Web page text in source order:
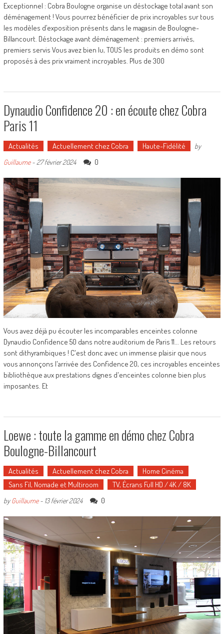
Exceptionnel : Cobra Boulogne organise un déstockage total avant son
déménagement ! Vous pourrez bénéficier de prix incroyables sur tous
les modèles d’exposition présents dans le magasin de Boulogne-
Billancourt. Déstockage avant déménagement : premiers arrivés,
premiers servis Vous avez bien lu, TOUS les produits en démo sont
proposés à des prix vraiment incroyables. Plus de 300
Dynaudio Confidence 20 : en écoute chez Cobra
Paris 11
Actualités Actuellement chez Cobra Haute-Fidélité
by
Guillaume- 27 février 2024 0
Vous avez déjà pu écouter les incomparables enceintes colonne
Dynaudio Confidence 50 dans notre auditorium de Paris 11... Les retours
sont dithyrambiques ! C'est donc avec un immense plaisir que nous
vous annonçons l'arrivée des Confidence 20, ces incroyables enceintes
bibliothèque aux prestations dignes d'enceintes colonne bien plus
imposantes. Et
Loewe : toute la gamme en démo chez Cobra
Boulogne-Billancourt
Actualités Actuellement chez Cobra
Home Cinéma
Sans Fil, Nomade et Multiroom
TV, Écrans Full HD / 4K / 8K
byGuillaume- 13 février 2024 0